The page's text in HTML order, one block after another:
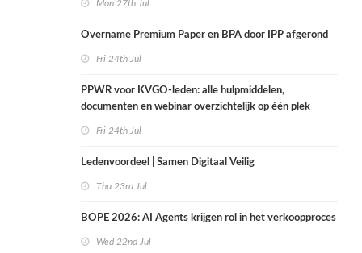
Mon 27th Jul
Overname Premium Paper en BPA door IPP afgerond
Fri 24th Jul
PPWR voor KVGO-leden: alle hulpmiddelen,
documenten en webinar overzichtelijk op één plek
Fri 24th Jul
Ledenvoordeel | Samen Digitaal Veilig
Thu 23rd Jul
BOPE 2026: AI Agents krijgen rol in het verkoopproces
Wed 22nd Jul